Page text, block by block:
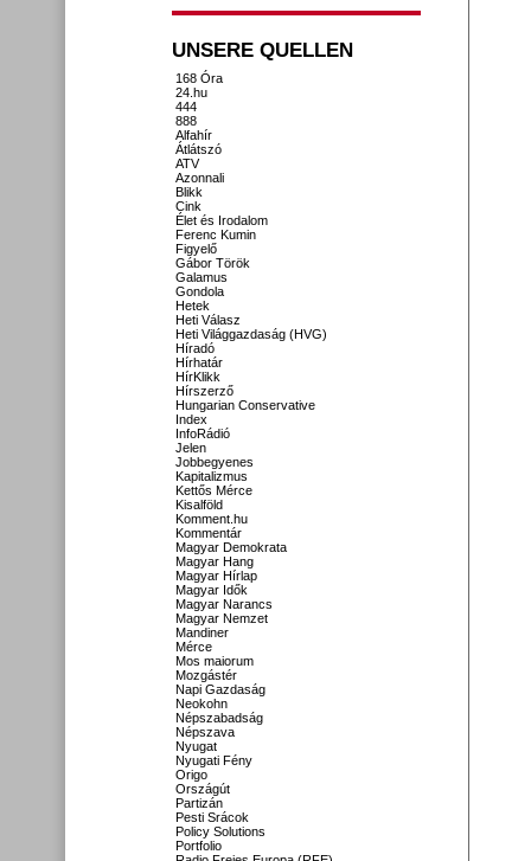
UNSERE QUELLEN
168 Óra
24.hu
444
888
Alfahír
Átlátszó
ATV
Azonnali
Blikk
Cink
Élet és Irodalom
Ferenc Kumin
Figyelő
Gábor Török
Galamus
Gondola
Hetek
Heti Válasz
Heti Világgazdaság (HVG)
Híradó
Hírhatár
HírKlikk
Hírszerző
Hungarian Conservative
Index
InfoRádió
Jelen
Jobbegyenes
Kapitalizmus
Kettős Mérce
Kisalföld
Komment.hu
Kommentár
Magyar Demokrata
Magyar Hang
Magyar Hírlap
Magyar Idők
Magyar Narancs
Magyar Nemzet
Mandiner
Mérce
Mos maiorum
Mozgástér
Napi Gazdaság
Neokohn
Népszabadság
Népszava
Nyugat
Nyugati Fény
Origo
Országút
Partizán
Pesti Srácok
Policy Solutions
Portfolio